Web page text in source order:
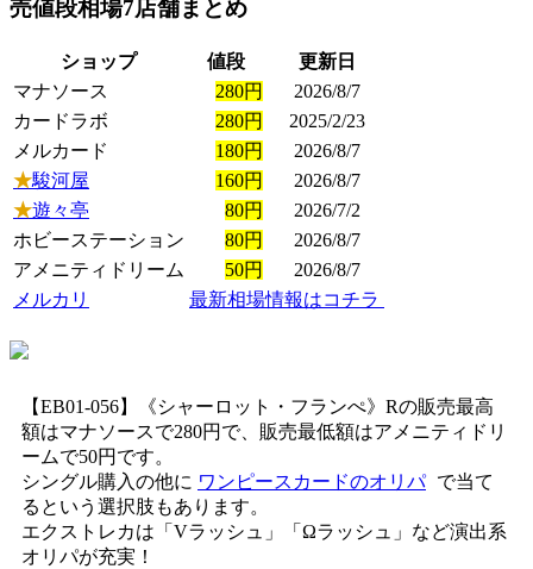
売値段相場7店舗まとめ
ショップ 値段
更新日
マナソース
280円
2026/8/7
カードラボ
280円
2025/2/23
メルカード
180円
2026/8/7
★駿河屋 160円
2026/8/7
★遊々亭 80円
2026/7/2
ホビーステーション
80円
2026/8/7
アメニティドリーム
50円
2026/8/7
メルカリ
最新相場情報はコチラ
【EB01-056】《シャーロット・フランぺ》Rの販売最高
額はマナソースで280円で、販売最低額はアメニティドリ
ームで50円です。
シングル購入の他に ワンピースカードのオリパ で当て
るという選択肢もあります。
エクストレカは「Vラッシュ」「Ωラッシュ」など演出系
オリパが充実！